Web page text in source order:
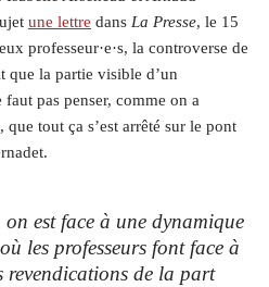
une lettre dans La Presse, le 15
professeur·e·s, la controverse de
que la partie visible d’un
pas penser, comme on a
tout ça s’est arrêté sur le pont
est face à une dynamique
les professeurs font face à
revendications de la part